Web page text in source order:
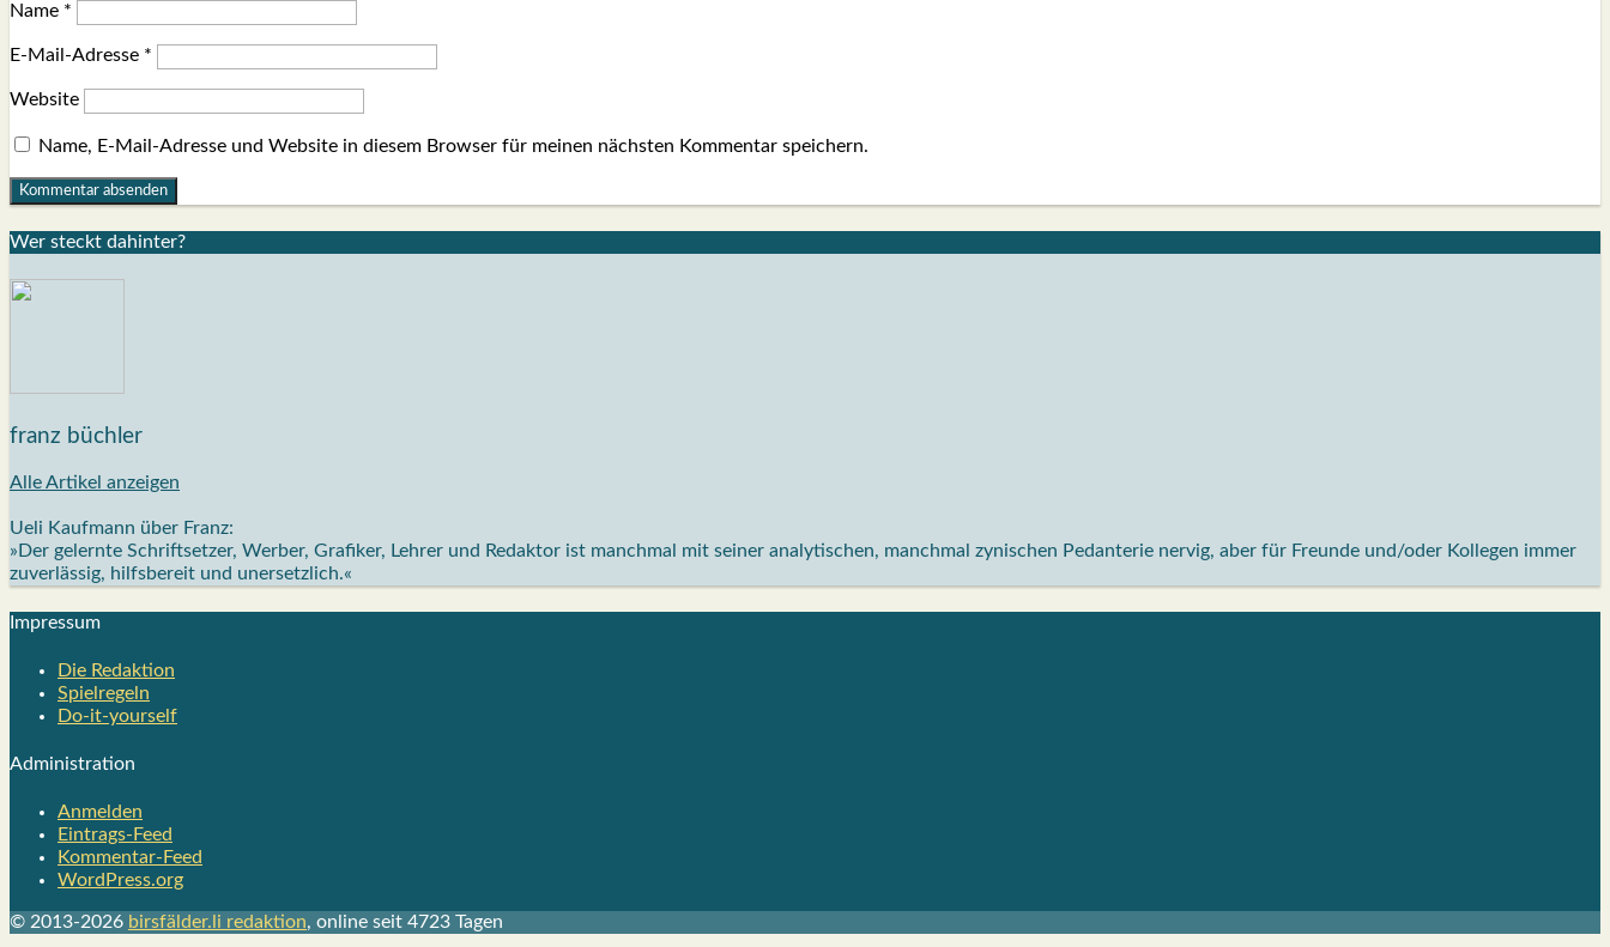
Name *
E-Mail-Adresse *
Website
Name, E-Mail-Adresse und Website in diesem Browser für meinen nächsten Kommentar speichern.
Wer steckt dahin­ter?
franz büchler
Alle Artikel anzeigen
Ueli Kaufmann über Franz:
»Der gelernte Schriftsetzer, Werber, Grafiker, Lehrer und Redaktor ist manchmal mit seiner analytischen, manchmal zynischen Pedanterie nervig, aber für Freunde und/oder Kollegen immer
zuverlässig, hilfsbereit und unersetzlich.«
Impres­sum
Die Redak­ti­on
Spiel­re­geln
Do-it-your­s­elf
Admi­nis­tra­ti­on
Anmelden
Eintrags-Feed
Kommentar-Feed
WordPress.org
© 2013-2026 birsfälder.li redaktion, online seit 4723 Tagen